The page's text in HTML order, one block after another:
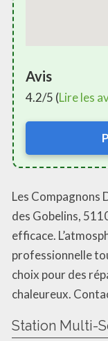
Avis
4.2/5 (Lire les
Les Compagnons
des Gobelins,
efficace.
professionnelle
choix pour des
chaleureux.
Station Multi-